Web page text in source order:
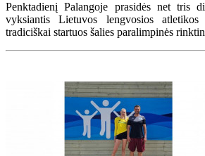
Penktadienį Palangoje prasidės net tris
vyksiantis Lietuvos lengvosios atletikos
tradiciškai startuos šalies paralimpinės